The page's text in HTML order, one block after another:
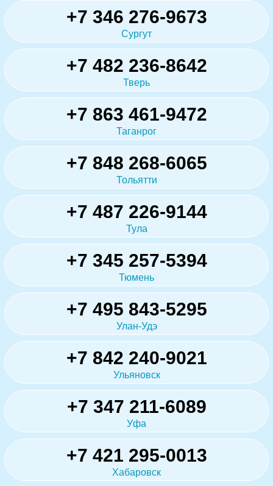
+7 346 276-9673
Сургут
+7 482 236-8642
Тверь
+7 863 461-9472
Таганрог
+7 848 268-6065
Тольятти
+7 487 226-9144
Тула
+7 345 257-5394
Тюмень
+7 495 843-5295
Улан-Удэ
+7 842 240-9021
Ульяновск
+7 347 211-6089
Уфа
+7 421 295-0013
Хабаровск